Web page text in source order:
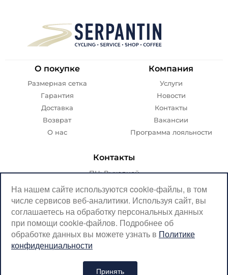
О покупке
Размерная сетка
Гарантия
Доставка
Возврат
О нас
Компания
Услуги
Новости
Контакты
Вакансии
Программа лояльности
Контакты
ПН: Выходной
ВТ-ПТ: с 07:00 до 20:00
СБ-ВС: с 08:00 до 18:00
Москва, Крылатская, 10
SerpantinCyclingShop@gmail.com
+7 (926) 899-38-31
На нашем сайте используются cookie-файлы, в том
числе сервисов веб-аналитики. Используя сайт, вы
соглашаетесь на обработку персональных данных
при помощи cookie-файлов. Подробнее об
обработке данных вы можете узнать в Политике
конфиденциальности
Принять